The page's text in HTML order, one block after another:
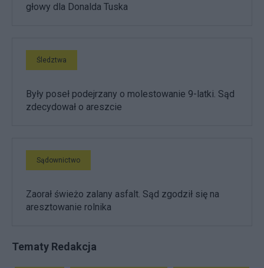
głowy dla Donalda Tuska
Śledztwa
Były poseł podejrzany o molestowanie 9-latki. Sąd
zdecydował o areszcie
Sądownictwo
Zaorał świeżo zalany asfalt. Sąd zgodził się na
aresztowanie rolnika
Tematy Redakcja